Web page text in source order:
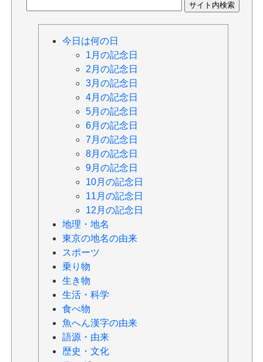
今日は何の日
1月の記念日
2月の記念日
3月の記念日
4月の記念日
5月の記念日
6月の記念日
7月の記念日
8月の記念日
9月の記念日
10月の記念日
11月の記念日
12月の記念日
地理・地名
東京の地名の由来
スポーツ
乗り物
生き物
生活・科学
食べ物
魚へん漢字の由来
語源・由来
歴史・文化